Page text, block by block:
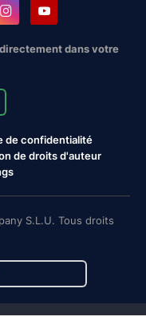
dans votre
de confidentialité
de droits d'auteur
S.L.U. Tous droits